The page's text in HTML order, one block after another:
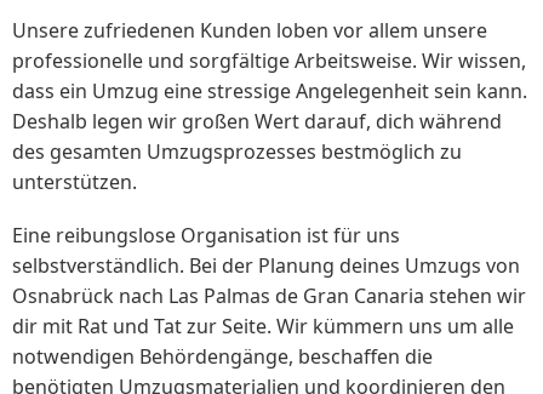
Unsere zufriedenen Kunden loben vor allem unsere
professionelle und sorgfältige Arbeitsweise. Wir wissen,
dass ein Umzug eine stressige Angelegenheit sein kann.
Deshalb legen wir großen Wert darauf, dich während
des gesamten Umzugsprozesses bestmöglich zu
unterstützen.
Eine reibungslose Organisation ist für uns
selbstverständlich. Bei der Planung deines Umzugs von
Osnabrück nach Las Palmas de Gran Canaria stehen wir
dir mit Rat und Tat zur Seite. Wir kümmern uns um alle
notwendigen Behördengänge, beschaffen die
benötigten Umzugsmaterialien und koordinieren den